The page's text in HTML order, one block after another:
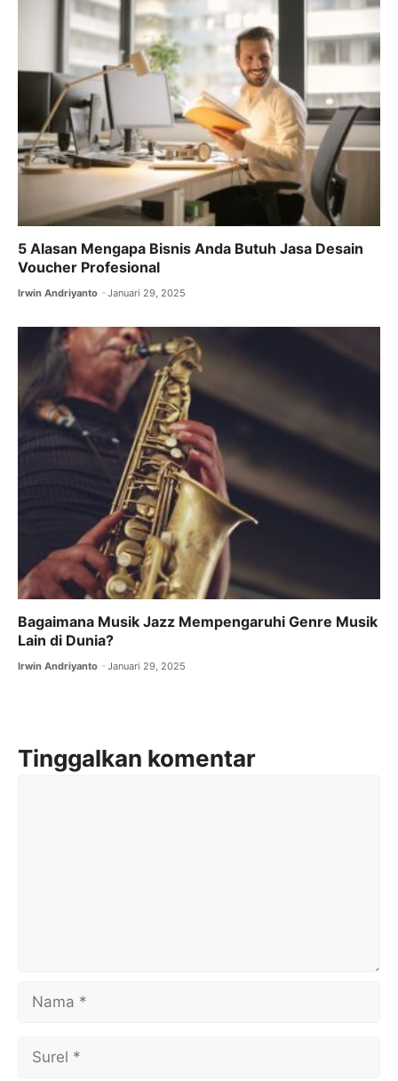
5 Alasan Mengapa Bisnis Anda Butuh Jasa Desain
Voucher Profesional
Irwin Andriyanto Januari 29, 2025
Bagaimana Musik Jazz Mempengaruhi Genre Musik
Lain di Dunia?
Irwin Andriyanto Januari 29, 2025
Tinggalkan komentar